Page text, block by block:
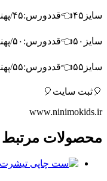
سایز۴۵👈قددورس:۴۵/پهنا:۳۸/شلوار:۶۴
سایز۵۰👈قددورس:۵۰/پهنا:۴۱/شلوار:۷۲
سایز۵۵👈قددورس:۵۵/پهنا:۴۵/شلوار:۸۲
🎈ثبت سایت🎈
www.ninimokids.ir
محصولات مرتبط